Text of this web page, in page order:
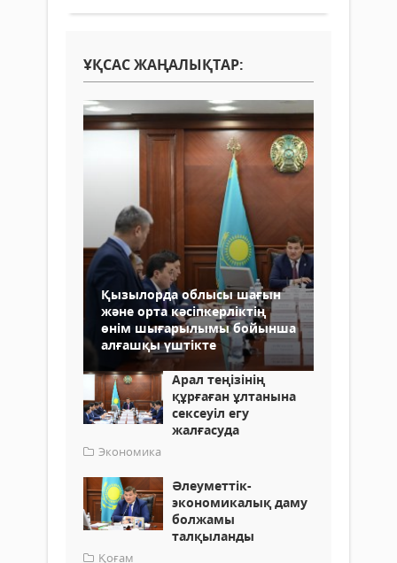
ҰҚСАС ЖАҢАЛЫҚТАР:
Қызылорда облысы шағын
және орта кәсіпкерліктің
өнім шығарылымы бойынша
алғашқы үштікте
Арал теңізінің
құрғаған ұлтанына
сексеуіл егу
жалғасуда
Экономика
Әлеуметтік-
экономикалық даму
болжамы
талқыланды
Қоғам